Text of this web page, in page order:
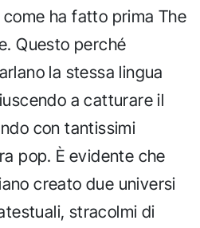
ha fatto prima The
Questo perché
la stessa lingua
a catturare il
con tantissimi
pop. È evidente che
creato due universi
stracolmi di